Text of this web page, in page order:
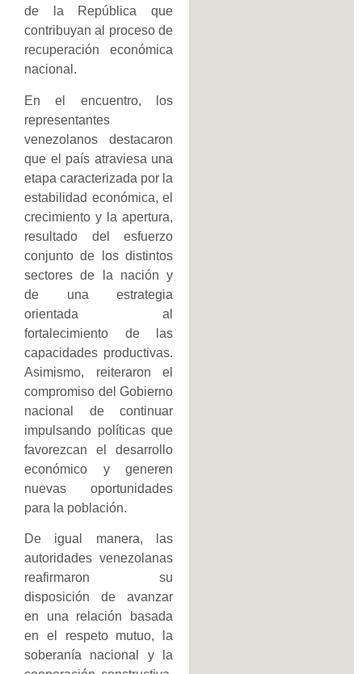
de la República que
contribuyan al proceso de
recuperación económica
nacional.
En el encuentro, los
representantes
venezolanos destacaron
que el país atraviesa una
etapa caracterizada por la
estabilidad económica, el
crecimiento y la apertura,
resultado del esfuerzo
conjunto de los distintos
sectores de la nación y
de una estrategia
orientada al
fortalecimiento de las
capacidades productivas.
Asimismo, reiteraron el
compromiso del Gobierno
nacional de continuar
impulsando políticas que
favorezcan el desarrollo
económico y generen
nuevas oportunidades
para la población.
De igual manera, las
autoridades venezolanas
reafirmaron su
disposición de avanzar
en una relación basada
en el respeto mutuo, la
soberanía nacional y la